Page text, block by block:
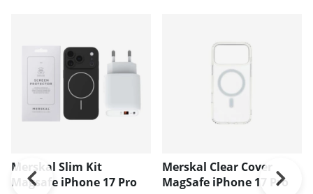
Merskal Slim Kit
Magsafe iPhone 17 Pro
Merskal Clear Cover
MagSafe iPhone 17 Pro